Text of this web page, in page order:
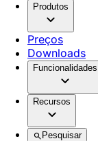
Produtos
Preços
Downloads
Funcionalidades
Recursos
Pesquisar